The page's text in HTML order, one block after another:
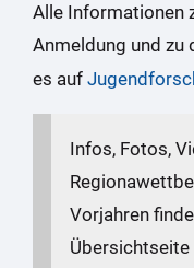
Alle Informationen
Anmeldung und zu
es auf
Infos, Fotos,
Vorjahren
Übersichtseite